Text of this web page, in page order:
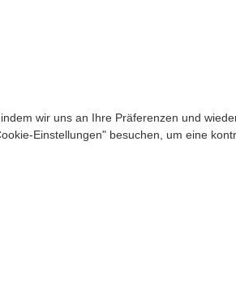
wir uns an Ihre Präferenzen und
Einstellungen" besuchen, um eine